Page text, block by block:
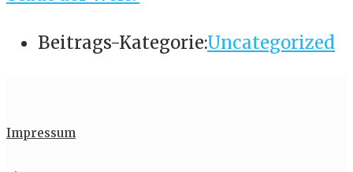
Beitrags-Kategorie:Uncategorized
Impressum